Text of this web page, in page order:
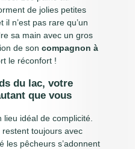
de jolies petites
n’est pas rare qu’un
sa main avec un gros
de son compagnon à
le réconfort !
du lac, votre
que vous
idéal de complicité.
restent toujours avec
les pêcheurs s’adonnent